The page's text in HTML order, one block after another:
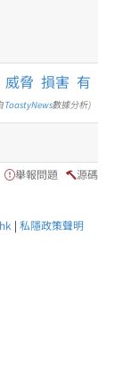
威脅 損害 有
ToastyNews數據分析)
舉報問題 源碼
| 私隱政策聲明